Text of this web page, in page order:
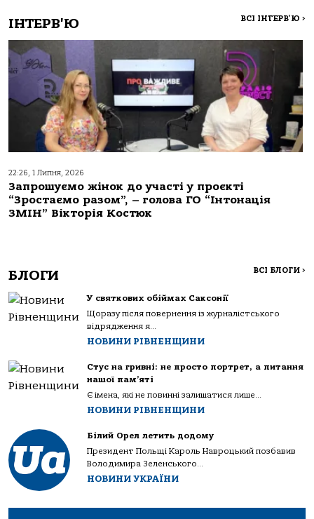
ІНТЕРВ'Ю ВСІ ІНТЕРВ'Ю >
22:26, 1 Липня, 2026
Запрошуємо жінок до участі у проєкті
“Зростаємо разом”, – голова ГО “Інтонація
ЗМІН” Вікторія Костюк
БЛОГИ ВСІ БЛОГИ >
У святкових обіймах Саксонії
Щоразу після повернення із журналістського
відрядження я...
НОВИНИ РІВНЕНЩИНИ
Стус на гривні: не просто портрет, а питання
нашої пам’яті
Є імена, які не повинні залишатися лише...
НОВИНИ РІВНЕНЩИНИ
Білий Орел летить додому
Президент Польщі Кароль Навроцький позбавив
Володимира Зеленського...
НОВИНИ УКРАЇНИ